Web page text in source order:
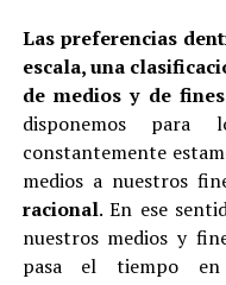
Las preferencias
escala, una
de medios y de fines
disponemos para
constantemente
medios a nuestros
racional. En ese
nuestros medios y
pasa el tiempo